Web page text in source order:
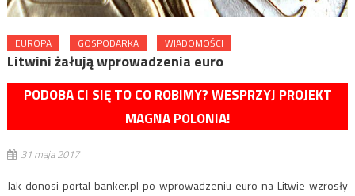
EUROPA GOSPODARKA WIADOMOŚCI
Litwini żałują wprowadzenia euro
PODOBA CI SIĘ TO CO ROBIMY? WESPRZYJ PROJEKT
MAGNA POLONIA!
31 maja 2017
Jak donosi portal banker.pl po wprowadzeniu euro na Litwie wzrosły